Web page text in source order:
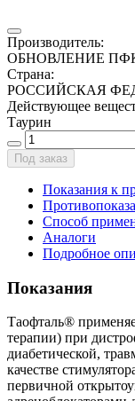
Производитель:
ОБНОВЛЕНИЕ
Страна:
РОССИЙСКАЯ
Действующее
Таурин
Под заказ
Показания к
Способ
Аналоги
Подробное
Показания
Таофталь®
терапии) при
диабетической,
качестве
первичной